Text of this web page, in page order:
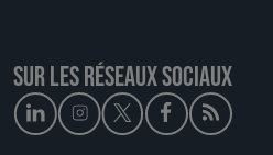
Sur les réseaux sociaux